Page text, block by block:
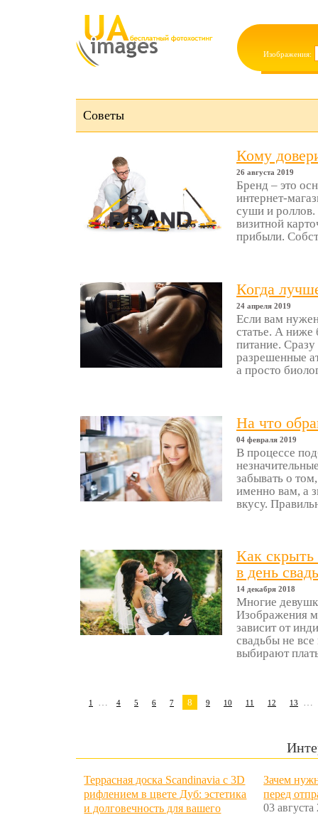
Изображения:
Советы
Кому
26 августа 2019
Бренд – это
интернет-
суши и роллов.
визитной
прибыли.
Когда
24 апреля 2019
Если вам
статье. А ниже
питание. Сразу
разрешенные
а просто
На что
04 февраля 2019
В процессе
забывать о
именно вам, а
вкусу.
Как скрыть
в день
14 декабря 2018
Многие
Изображения
зависит от
свадьбы не
выбирают
1 … 4 5 6 7 8 9 10 11 12 13 …
Террасная доска Scandinavia с 3D
рифлением в цвете Дуб: эстетика
и долговечность для вашего
Зачем
перед
03 августа